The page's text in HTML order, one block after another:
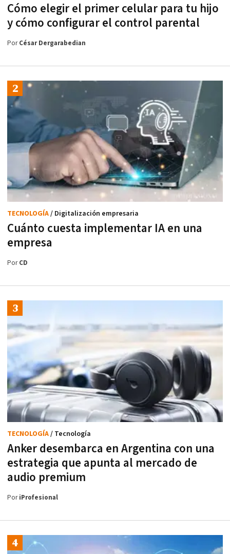
Cómo elegir el primer celular para tu hijo
y cómo configurar el control parental
PorCésar Dergarabedian
Cuánto cuesta implementar IA en una
empresa
TECNOLOGÍA/ Digitalización empresaria
PorCD
Anker desembarca en Argentina con una
estrategia que apunta al mercado de
audio premium
TECNOLOGÍA/ Tecnología
PoriProfesional